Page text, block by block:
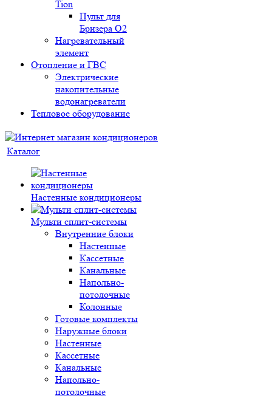
Tion
Пульт для
Бризера O2
Нагревательный
элемент
Отопление и ГВС
Электрические
накопительные
водонагреватели
Тепловое оборудование
Каталог
Настенные кондиционеры
Мульти сплит-системы
Внутренние блоки
Настенные
Кассетные
Канальные
Напольно-
потолочные
Колонные
Готовые комплекты
Наружные блоки
Настенные
Кассетные
Канальные
Напольно-
потолочные